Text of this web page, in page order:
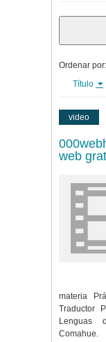
Ordenar por:
Título
video
web
materia
Traductor
Lenguas
Comahue.